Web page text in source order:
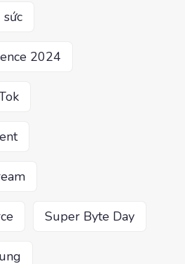
2024
Super Byte Day